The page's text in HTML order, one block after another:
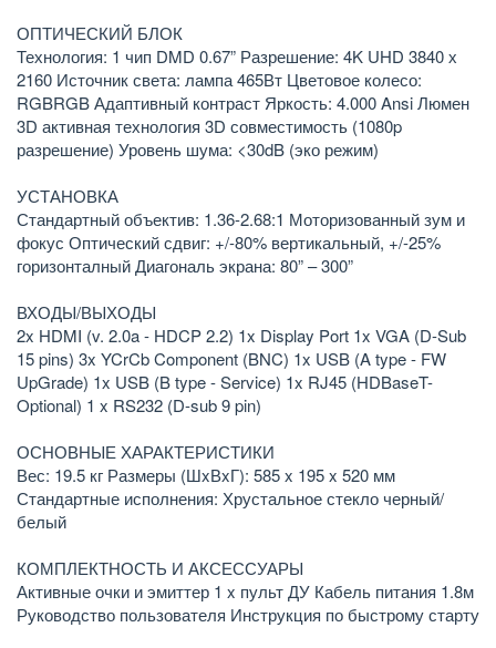
ОПТИЧЕСКИЙ БЛОК
Технология: 1 чип DMD 0.67” Разрешение: 4K UHD 3840 х
2160 Источник света: лампа 465Вт Цветовое колесо:
RGBRGB Адаптивный контраст Яркость: 4.000 Ansi Люмен
3D активная технология 3D совместимость (1080p
разрешение) Уровень шума: <30dB (эко режим)
УСТАНОВКА
Стандартный объектив: 1.36-2.68:1 Моторизованный зум и
фокус Оптический сдвиг: +/-80% вертикальный, +/-25%
горизонталный Диагональ экрана: 80” – 300”
ВХОДЫ/ВЫХОДЫ
2x HDMI (v. 2.0a - HDCP 2.2) 1x Display Port 1x VGA (D-Sub
15 pins) 3x YCrCb Component (BNC) 1x USB (A type - FW
UpGrade) 1x USB (B type - Service) 1x RJ45 (HDBaseT-
Optional) 1 x RS232 (D-sub 9 pin)
ОСНОВНЫЕ ХАРАКТЕРИСТИКИ
Вес: 19.5 кг Размеры (ШxВxГ): 585 x 195 x 520 мм
Стандартные исполнения: Хрустальное стекло черный/
белый
КОМПЛЕКТНОСТЬ И АКСЕССУАРЫ
Активные очки и эмиттер 1 x пульт ДУ Кабель питания 1.8м
Руководство пользователя Инструкция по быстрому старту